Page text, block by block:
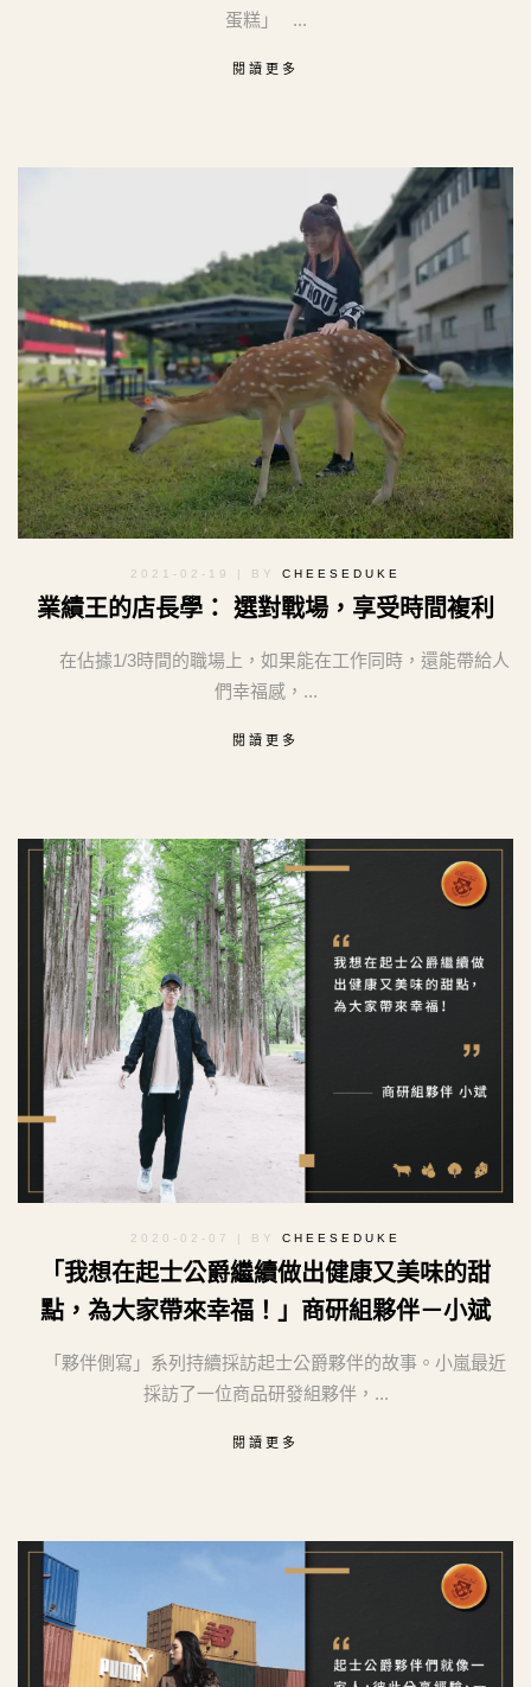
蛋糕」 ...
閱讀更多
2021-02-19 | BY CHEESEDUKE
業績王的店長學： 選對戰場，享受時間複利
在佔據1/3時間的職場上，如果能在工作同時，還能帶給人
們幸福感，...
閱讀更多
2020-02-07 | BY CHEESEDUKE
「我想在起士公爵繼續做出健康又美味的甜
點，為大家帶來幸福！」商研組夥伴－小斌
「夥伴側寫」系列持續採訪起士公爵夥伴的故事。小嵐最近
採訪了一位商品研發組夥伴，...
閱讀更多